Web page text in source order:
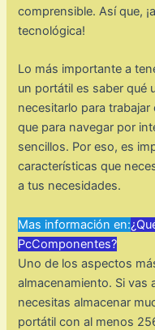
comprensible. Así que,
tecnológica!
Lo más importante a
un portátil es saber qué
necesitarlo para
que para navegar por
sencillos. Por eso, es
características que
a tus necesidades.
Mas información en:
PcComponentes?
Uno de los aspectos
almacenamiento. Si vas
necesitas almacenar
portátil con al menos